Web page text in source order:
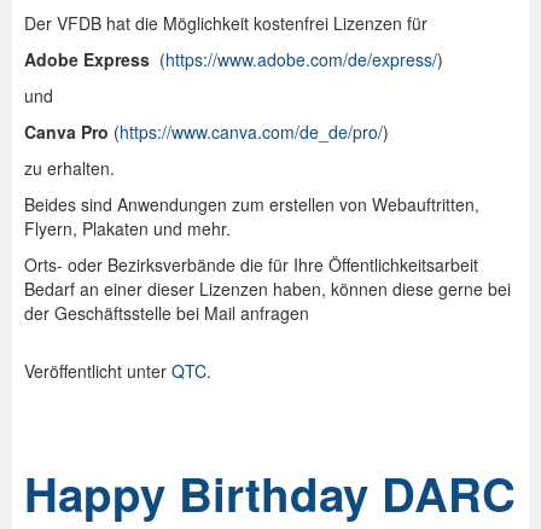
Login
Der VFDB hat die Möglichkeit kostenfrei Lizenzen für
Adobe Express (https://www.adobe.com/de/express/)
und
Canva Pro (https://www.canva.com/de_de/pro/)
zu erhalten.
Beides sind Anwendungen zum erstellen von Webauftritten,
Flyern, Plakaten und mehr.
Orts- oder Bezirksverbände die für Ihre Öffentlichkeitsarbeit
Bedarf an einer dieser Lizenzen haben, können diese gerne bei
der Geschäftsstelle bei Mail anfragen
Veröffentlicht unter QTC.
Happy Birthday DARC